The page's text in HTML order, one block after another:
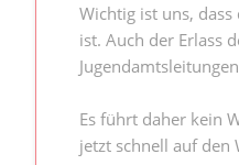
Wichtig ist uns,
ist. Auch der Erlass
Es führt daher kein
jetzt schnell auf den